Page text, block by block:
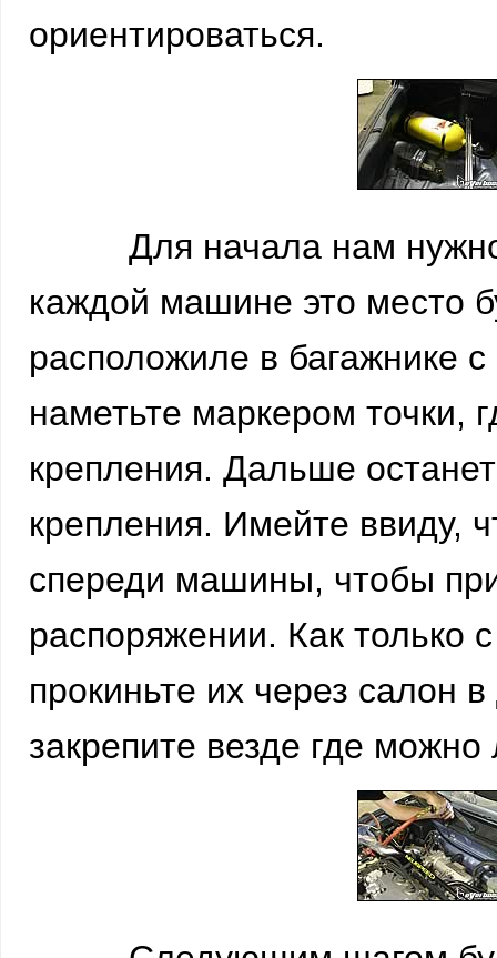
ориентироваться.
Для начала нам нужно
каждой машине это место
расположиле в багажнике
наметьте маркером точки,
крепления. Дальше
крепления. Имейте ввиду,
спереди машины, чтобы
распоряжении. Как только
прокиньте их через салон
закрепите везде где